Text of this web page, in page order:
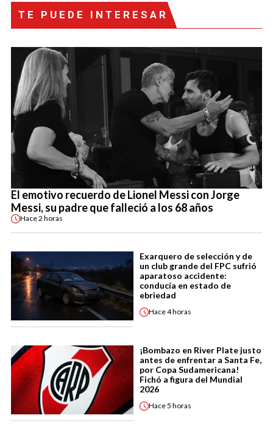
TE PUEDE INTERESAR
El emotivo recuerdo de Lionel Messi con Jorge
Messi, su padre que falleció a los 68 años
Hace2 horas
Exarquero de selección y de
un club grande del FPC sufrió
aparatoso accidente:
conducía en estado de
ebriedad
Hace4 horas
¡Bombazo en River Plate justo
antes de enfrentar a Santa Fe,
por Copa Sudamericana!
Fichó a figura del Mundial
2026
Hace5 horas